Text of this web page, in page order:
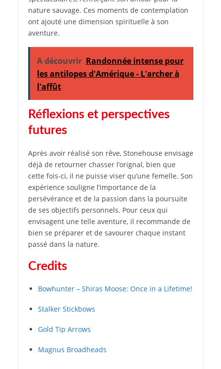
nature sauvage. Ces moments de contemplation
ont ajouté une dimension spirituelle à son
aventure.
A découvrir Randonnée intense pour
les antilopes d'Amérique - L'archer à
l'affût
Réflexions et perspectives
futures
Après avoir réalisé son rêve, Stonehouse envisage
déjà de retourner chasser l’orignal, bien que
cette fois-ci, il ne puisse viser qu’une femelle. Son
expérience souligne l’importance de la
persévérance et de la passion dans la poursuite
de ses objectifs personnels. Pour ceux qui
envisagent une telle aventure, il recommande de
bien se préparer et de savourer chaque instant
passé dans la nature.
Credits
Bowhunter – Shiras Moose: Once in a Lifetime!
Stalker Stickbows
Gold Tip Arrows
Magnus Broadheads